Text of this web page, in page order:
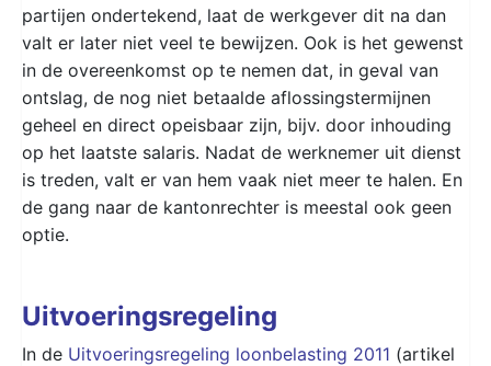
partijen ondertekend, laat de werkgever dit na dan
valt er later niet veel te bewijzen. Ook is het gewenst
in de overeenkomst op te nemen dat, in geval van
ontslag, de nog niet betaalde aflossingstermijnen
geheel en direct opeisbaar zijn, bijv. door inhouding
op het laatste salaris. Nadat de werknemer uit dienst
is treden, valt er van hem vaak niet meer te halen. En
de gang naar de kantonrechter is meestal ook geen
optie.
Uitvoeringsregeling
In de Uitvoeringsregeling loonbelasting 2011 (artikel